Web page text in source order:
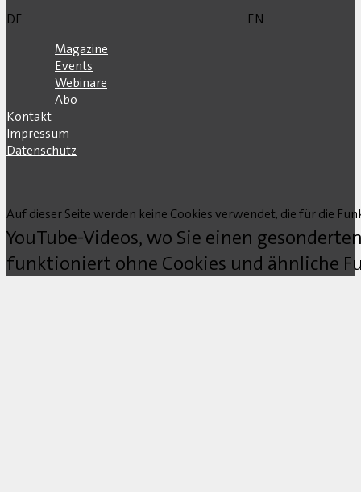
DE
EN
Magazine
Events
Webinare
Abo
Kontakt
Impressum
Datenschutz
Auf dieser Seite werden keine Cookies verwendet, die für die
YouTube-Videos, wo Sie einen
funktioniert ohne Cookies und ähnliche